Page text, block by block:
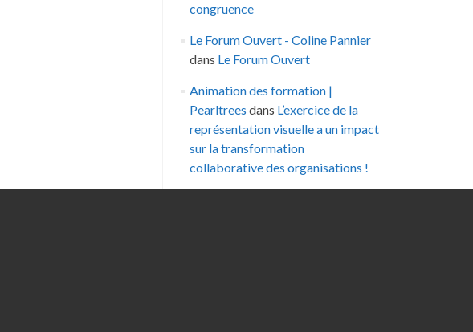
congruence
Le Forum Ouvert - Coline Pannier
dans Le Forum Ouvert
Animation des formation |
Pearltrees dans L’exercice de la
représentation visuelle a un impact
sur la transformation
collaborative des organisations !